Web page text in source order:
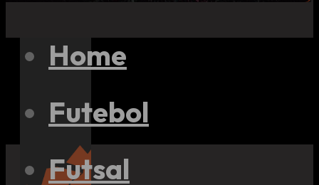
Home
Futebol
Futsal